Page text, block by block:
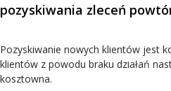
pozyskiwania zleceń
Pozyskiwanie nowych klientów jest
klientów z powodu braku działań
kosztowna.